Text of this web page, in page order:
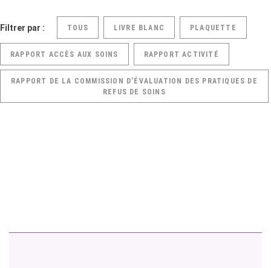
Filtrer par : TOUS LIVRE BLANC PLAQUETTE
RAPPORT ACCÈS AUX SOINS RAPPORT ACTIVITÉ
RAPPORT DE LA COMMISSION D’ÉVALUATION DES PRATIQUES DE
REFUS DE SOINS